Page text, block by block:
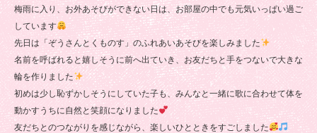
梅雨に入り、お外あそびができない日は、お部屋の中でも元気いっぱい過ご
しています
先日は「ぞうさんとくものす」のふれあいあそびを楽しみました
名前を呼ばれると嬉しそうに前へ出ていき、お友だちと手をつないで大きな
輪を作りました
初めは少し恥ずかしそうにしていた子も、みんなと一緒に歌に合わせて体を
動かすうちに自然と笑顔になりました
友だちとのつながりを感じながら、楽しいひとときをすごしました